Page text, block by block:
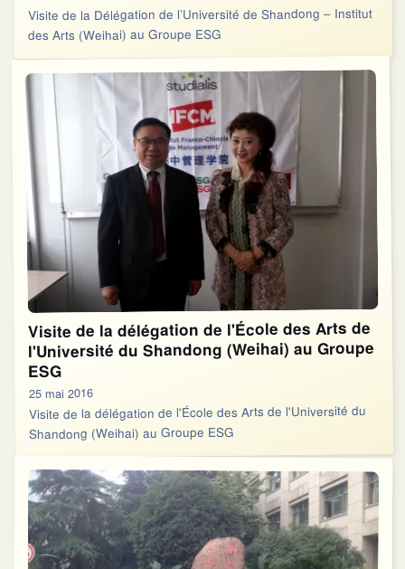
Visite de la Délégation de l’Université de Shandong – Institut
des Arts (Weihai) au Groupe ESG
Visite de la délégation de l'École des Arts de
l'Université du Shandong (Weihai) au Groupe
ESG
25 mai 2016
Visite de la délégation de l'École des Arts de l'Université du
Shandong (Weihai) au Groupe ESG